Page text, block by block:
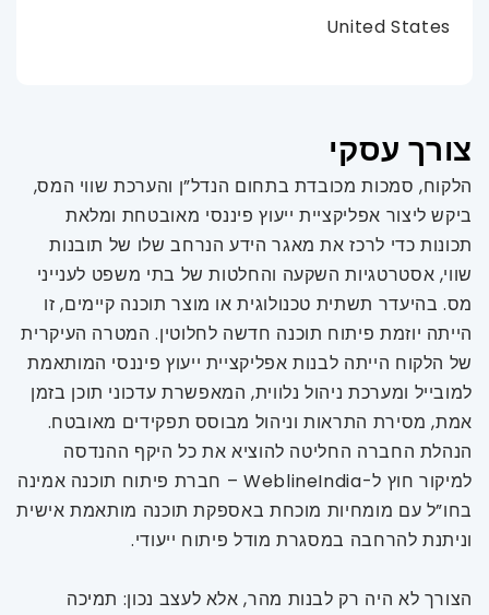
United States
צורך עסקי
הלקוח, סמכות מכובדת בתחום הנדל”ן והערכת שווי המס,
ביקש ליצור אפליקציית ייעוץ פיננסי מאובטחת ומלאת
תכונות כדי לרכז את מאגר הידע הנרחב שלו של תובנות
שווי, אסטרטגיות השקעה והחלטות של בתי משפט לענייני
מס. בהיעדר תשתית טכנולוגית או מוצר תוכנה קיימים, זו
הייתה יוזמת פיתוח תוכנה חדשה לחלוטין. המטרה העיקרית
של הלקוח הייתה לבנות אפליקציית ייעוץ פיננסי המותאמת
למובייל ומערכת ניהול נלווית, המאפשרת עדכוני תוכן בזמן
אמת, מסירת התראות וניהול מבוסס תפקידים מאובטח.
הנהלת החברה החליטה להוציא את כל היקף ההנדסה
למיקור חוץ ל-WeblineIndia – חברת פיתוח תוכנה אמינה
בחו”ל עם מומחיות מוכחת באספקת תוכנה מותאמת אישית
וניתנת להרחבה במסגרת מודל פיתוח ייעודי.
הצורך לא היה רק לבנות מהר, אלא לעצב נכון: תמיכה